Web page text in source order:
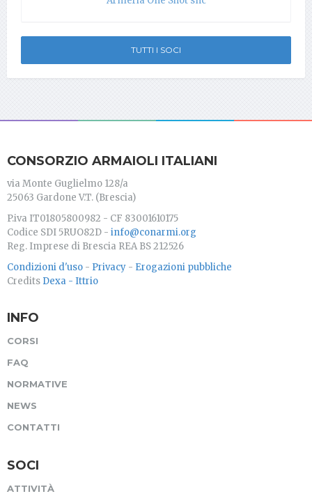
TUTTI I SOCI
CONSORZIO ARMAIOLI ITALIANI
via Monte Guglielmo 128/a
25063 Gardone V.T. (Brescia)
P.iva IT01805800982 - CF 83001610175
Codice SDI 5RUO82D - info@conarmi.org
Reg. Imprese di Brescia REA BS 212526
Condizioni d'uso - Privacy - Erogazioni pubbliche
Credits Dexa - Ittrio
INFO
CORSI
FAQ
NORMATIVE
NEWS
CONTATTI
SOCI
ATTIVITÀ